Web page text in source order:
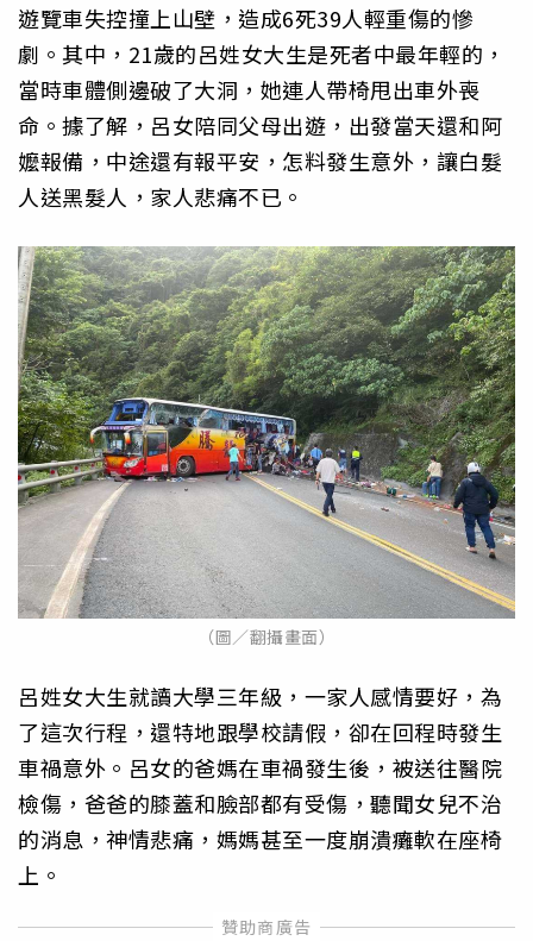
遊覽車失控撞上山壁，造成6死39人輕重傷的慘
劇。其中，21歲的呂姓女大生是死者中最年輕的，
當時車體側邊破了大洞，她連人帶椅甩出車外喪
命。據了解，呂女陪同父母出遊，出發當天還和阿
嬤報備，中途還有報平安，怎料發生意外，讓白髮
人送黑髮人，家人悲痛不已。
（圖／翻攝畫面）
呂姓女大生就讀大學三年級，一家人感情要好，為
了這次行程，還特地跟學校請假，卻在回程時發生
車禍意外。呂女的爸媽在車禍發生後，被送往醫院
檢傷，爸爸的膝蓋和臉部都有受傷，聽聞女兒不治
的消息，神情悲痛，媽媽甚至一度崩潰癱軟在座椅
上。